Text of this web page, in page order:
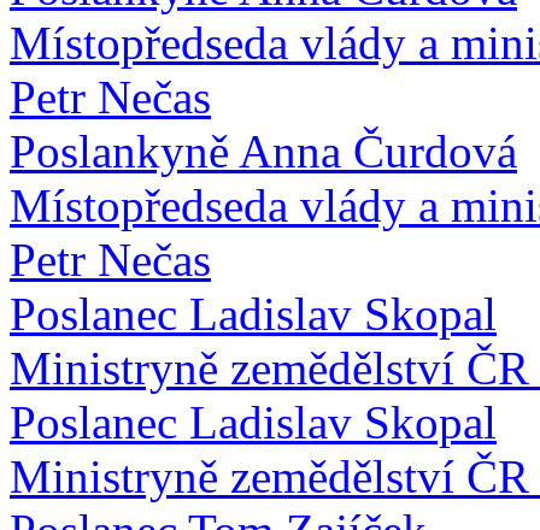
Místopředseda vlády a
Petr Nečas
Poslankyně Anna Čurdová
Místopředseda vlády a
Petr Nečas
Poslanec Ladislav Skopal
Ministryně zemědělství
Poslanec Ladislav Skopal
Ministryně zemědělství